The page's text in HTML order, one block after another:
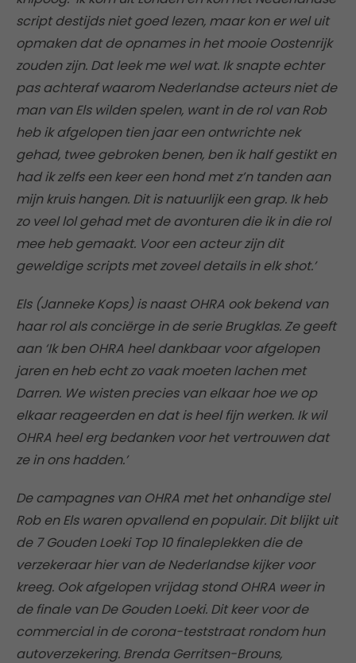
script destijds niet goed lezen, maar kon er wel uit
opmaken dat de opnames in het mooie Oostenrijk
zouden zijn. Dat leek me wel wat. Ik snapte echter
pas achteraf waarom Nederlandse acteurs niet de
man van Els wilden spelen, want in de rol van Rob
heb ik afgelopen tien jaar een ontwrichte nek
gehad, twee gebroken benen, ben ik half gestikt en
had ik zelfs een keer een hond met z’n tanden aan
mijn kruis hangen. Dit is natuurlijk een grap. Ik heb
zo veel lol gehad met de avonturen die ik in die rol
mee heb gemaakt. Voor een acteur zijn dit
geweldige scripts met zoveel details in elk shot.’
Els (Janneke Kops) is naast OHRA ook bekend van
haar rol als conciërge in de serie Brugklas. Ze geeft
aan ‘Ik ben OHRA heel dankbaar voor afgelopen
jaren en heb echt zo vaak moeten lachen met
Darren. We wisten precies van elkaar hoe we op
elkaar reageerden en dat is heel fijn werken. Ik wil
OHRA heel erg bedanken voor het vertrouwen dat
ze in ons hadden.’
De campagnes van OHRA met het onhandige stel
Rob en Els waren opvallend en populair. Dit blijkt uit
de 7 Gouden Loeki Top 10 finaleplekken die de
verzekeraar hier van de Nederlandse kijker voor
kreeg. Ook afgelopen vrijdag stond OHRA weer in
de finale van De Gouden Loeki. Dit keer voor de
commercial in de corona-teststraat rondom hun
autoverzekering. Brenda Gerritsen-Brouns,